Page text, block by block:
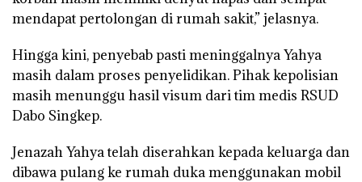
mendapat pertolongan di rumah sakit,” jelasnya.
Hingga kini, penyebab pasti meninggalnya Yahya
masih dalam proses penyelidikan. Pihak kepolisian
masih menunggu hasil visum dari tim medis RSUD
Dabo Singkep.
Jenazah Yahya telah diserahkan kepada keluarga dan
dibawa pulang ke rumah duka menggunakan mobil